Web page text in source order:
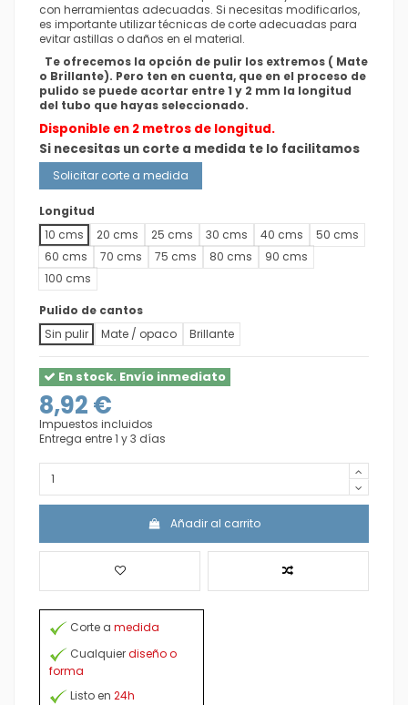
con herramientas adecuadas. Si necesitas modificarlos,
es importante utilizar técnicas de corte adecuadas para
evitar astillas o daños en el material.
Te ofrecemos la opción de pulir los extremos ( Mate
o Brillante). Pero ten en cuenta, que en el proceso de
pulido se puede acortar entre 1 y 2 mm la longitud
del tubo que hayas seleccionado.
Disponible en 2 metros de longitud.
Si necesitas un corte a medida te lo facilitamos
Solicitar corte a medida
Longitud
10 cms
20 cms 25 cms 30 cms 40 cms
50 cms
60 cms
70 cms 75 cms 80 cms
90 cms
100 cms
Pulido de cantos
Sin pulir
Mate / opaco Brillante
En stock. Envío inmediato
8,92 €
Impuestos incluidos
Entrega entre 1 y 3 días
Añadir al carrito
Corte a medida
Cualquierdiseño o
forma
Listo en 24h